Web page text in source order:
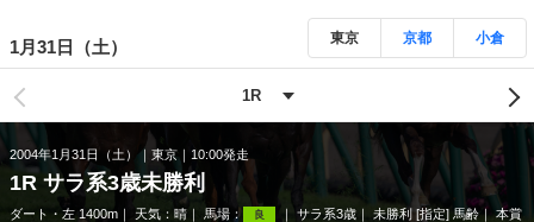
1月31日（土） 東京 京都 小倉
2004年1月31日（土） 東京 10:00発走
1R サラ系3歳未勝利
ダート・左 1400m 天気： 晴 馬場： 良 サラ系3歳 未勝利 [指定] 馬齢
本賞